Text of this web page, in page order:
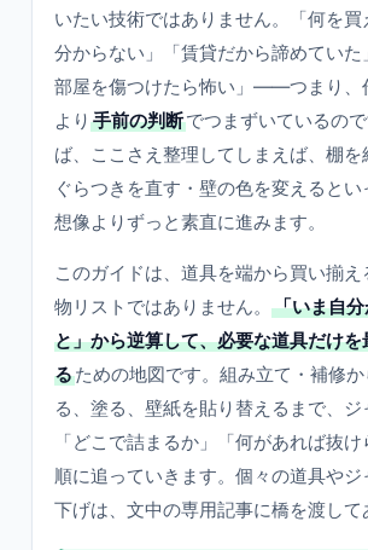
いたい技術ではありません。「何を
分からない」「賃貸だから諦めていた
部屋を傷つけたら怖い」——つまり、
より 手前の判断でつまずいているの
ば、ここさえ整理してしまえば、棚
ぐらつきを直す・壁の色を変えるとい
想像よりずっと素直に進みます。
このガイドは、道具を端から買い揃え
物リストではありません。
「いま自
と」から逆算して、必要な道具だけ
るための地図です。組み立て・補修
る、塗る、壁紙を貼り替えるまで、ジ
「どこで詰まるか」「何があれば抜
順に追っていきます。個々の道具やジ
下げは、文中の専用記事に橋を渡して